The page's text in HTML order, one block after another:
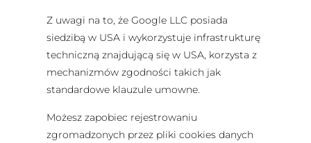
Z uwagi na to, że Google LLC posiada
siedzibą w USA i wykorzystuje infrastrukturę
techniczną znajdującą się w USA, korzysta z
mechanizmów zgodności takich jak
standardowe klauzule umowne.
Możesz zapobiec rejestrowaniu
zgromadzonych przez pliki cookies danych